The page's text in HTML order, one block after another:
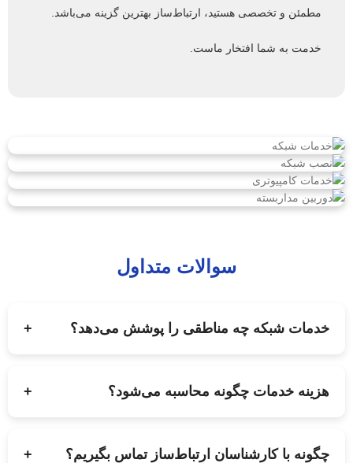
مطمئن و تخصصی هستید، ارتباط‌ساز بهترین گزینه می‌باشد.
خدمت به شما افتخار ماست.
سوالات متداول
خدمات شبکه چه مناطقی را پوشش می‌دهد؟ +
هزینه خدمات چگونه محاسبه می‌شود؟ +
چگونه با کارشناسان ارتباط‌ساز تماس بگیریم؟ +